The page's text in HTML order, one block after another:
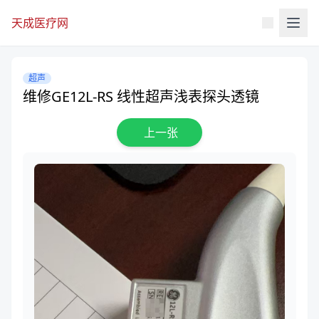
天成医疗网
超声
维修GE12L-RS 线性超声浅表探头透镜
上一张